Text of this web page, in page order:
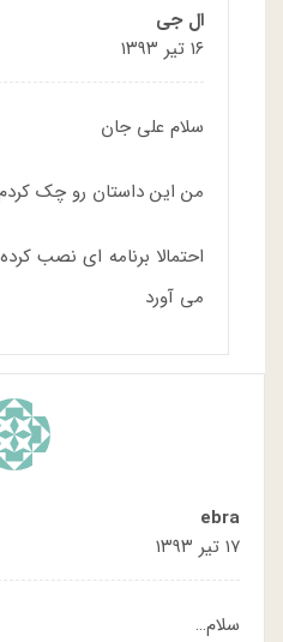
ال جی
۱۶ تیر ۱۳۹۳
سلام علی جان
من این داستان رو چک
احتمالا برنامه ای نصب
می آورد
ebra
۱۷ تیر ۱۳۹۳
سلام…